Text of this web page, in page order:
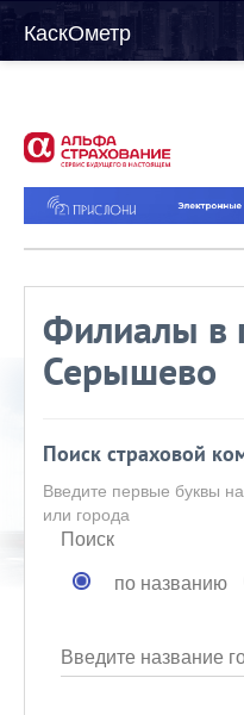
КаскОметр
Филиалы в
Серышево
Поиск страховой
Введите первые буквы
или города
Поиск
по названию
Введите название